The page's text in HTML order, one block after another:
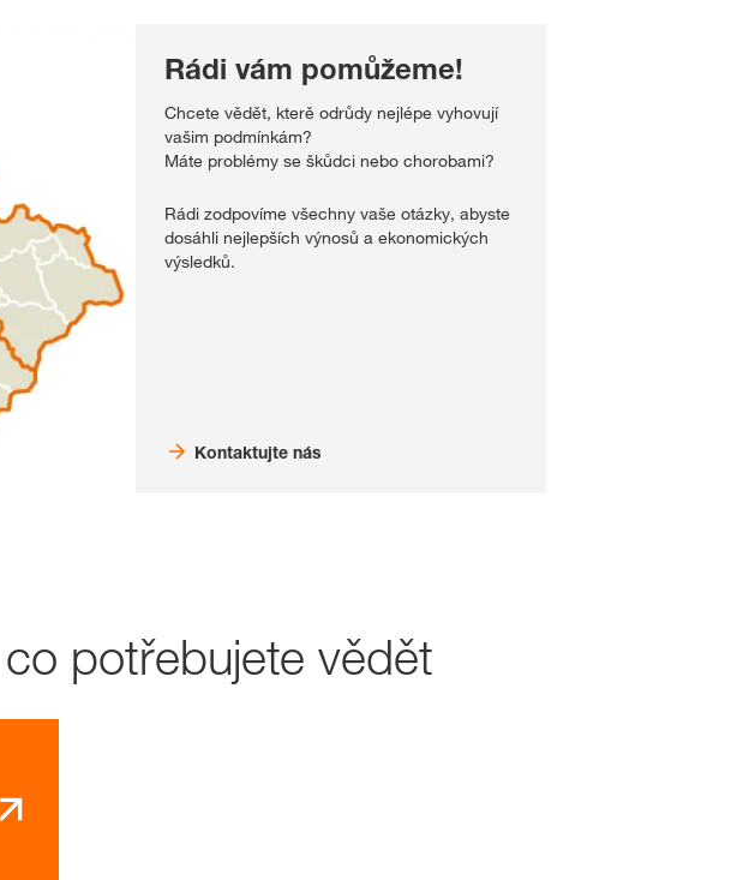
Rádi vám pomůžeme!
Chcete vědět, kterě odrůdy nejlépe vyhovují
vašim podmínkám?
Máte problémy se škůdci nebo chorobami?
Rádi zodpovíme všechny vaše otázky, abyste
dosáhli nejlepších výnosů a ekonomických
výsledků.
Kontaktujte nás
potřebujete vědět